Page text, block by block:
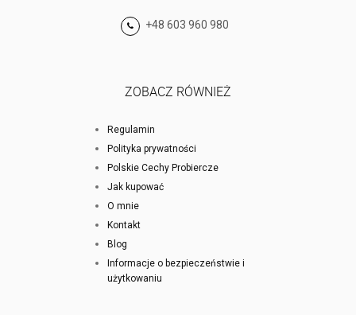
+48 603 960 980
ZOBACZ RÓWNIEŻ
Regulamin
Polityka prywatności
Polskie Cechy Probiercze
Jak kupować
O mnie
Kontakt
Blog
Informacje o bezpieczeństwie i
użytkowaniu